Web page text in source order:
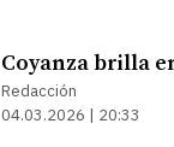
Coyanza brilla
Redacción
04.03.2026 | 20:33